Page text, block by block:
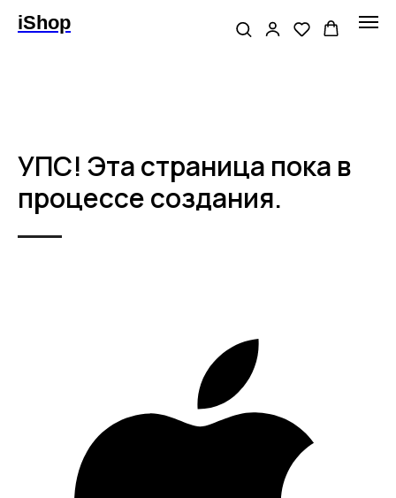
iShop
УПС! Эта страница пока в
процессе создания.